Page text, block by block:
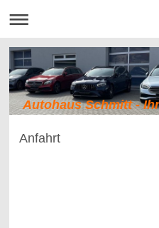
Autohaus Schmitt -
Anfahrt